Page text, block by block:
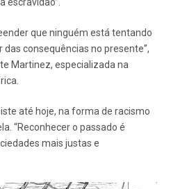
que ninguém está tentando
consequências no presente”,
Martinez, especializada na
até hoje, na forma de racismo
“Reconhecer o passado é
mais justas e